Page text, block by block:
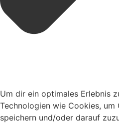
Um dir ein optimales Erlebnis
Technologien wie Cookies,
speichern und/oder darauf